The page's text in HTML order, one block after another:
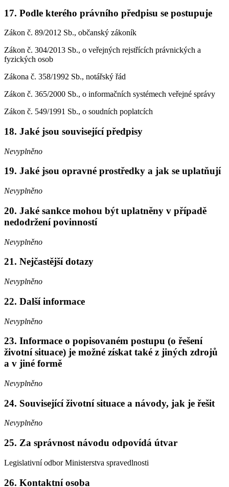
17. Podle kterého právního předpisu se postupuje
Zákon č. 89/2012 Sb., občanský zákoník
Zákon č. 304/2013 Sb., o veřejných rejstřících právnických a
fyzických osob
Zákona č. 358/1992 Sb., notářský řád
Zákon č. 365/2000 Sb., o informačních systémech veřejné správy
Zákon č. 549/1991 Sb., o soudních poplatcích
18. Jaké jsou související předpisy
Nevyplněno
19. Jaké jsou opravné prostředky a jak se uplatňují
Nevyplněno
20. Jaké sankce mohou být uplatněny v případě
nedodržení povinností
Nevyplněno
21. Nejčastější dotazy
Nevyplněno
22. Další informace
Nevyplněno
23. Informace o popisovaném postupu (o řešení
životní situace) je možné získat také z jiných zdrojů
a v jiné formě
Nevyplněno
24. Související životní situace a návody, jak je řešit
Nevyplněno
25. Za správnost návodu odpovídá útvar
Legislativní odbor Ministerstva spravedlnosti
26. Kontaktní osoba